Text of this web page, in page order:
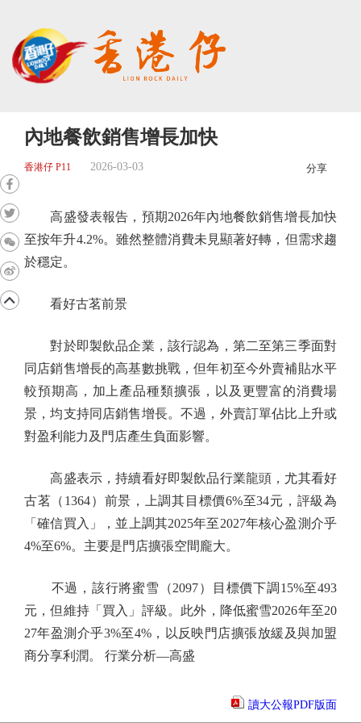
內地餐飲銷售增長加快
香港仔 P11 2026-03-03 分享
高盛發表報告，預期2026年內地餐飲銷售增長加快
至按年升4.2%。雖然整體消費未見顯著好轉，但需求趨
於穩定。
看好古茗前景
對於即製飲品企業，該行認為，第二至第三季面對
同店銷售增長的高基數挑戰，但年初至今外賣補貼水平
較預期高，加上產品種類擴張，以及更豐富的消費場
景，均支持同店銷售增長。不過，外賣訂單佔比上升或
對盈利能力及門店產生負面影響。
高盛表示，持續看好即製飲品行業龍頭，尤其看好
古茗（1364）前景，上調其目標價6%至34元，評級為
「確信買入」，並上調其2025年至2027年核心盈測介乎
4%至6%。主要是門店擴張空間龐大。
不過，該行將蜜雪（2097）目標價下調15%至493
元，但維持「買入」評級。此外，降低蜜雪2026年至20
27年盈測介乎3%至4%，以反映門店擴張放緩及與加盟
商分享利潤。 行業分析—高盛
讀大公報PDF版面